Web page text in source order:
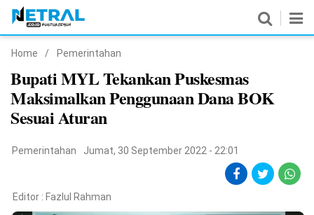
Nasional
Pemerintahan
Hukrim
Home / Pemerintahan
Bupati MYL Tekankan Puskesmas
Maksimalkan Penggunaan Dana BOK
Sesuai Aturan
Pemerintahan Jumat, 30 September 2022 - 22:01
Editor : Fazlul Rahman